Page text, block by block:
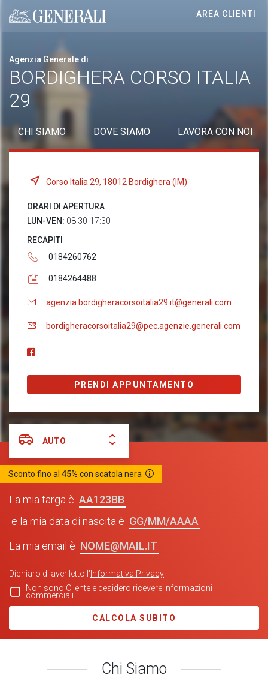
Generali logo
AREA CLIENTI
Agenzia Generale di
BORDIGHERA CORSO ITALIA
29
CHI SIAMO DOVE SIAMO LAVORA CON NOI
Corso Italia 29, 18012 Bordighera (IM)
ORARI DI APERTURA
LUN-VEN: 08:30-17:30
RECAPITI
0184260762
0184264488
agenzia.bordigheracorsoitalia29.it@generali.com
bordigheracorsoitalia29@pec.agenzie.generali.com
PRENDI APPUNTAMENTO
AUTO
Sconto fino al 45% con scatola nera
La mia targa è
AA123BB
e la mia data di nascita è
GG/MM/AAAA
La mia email è NOME@MAIL.IT
Dichiaro di aver letto l' Informativa Privacy
Non sono Cliente e desidero ricevere informazioni
commerciali
CALCOLA SUBITO
Chi Siamo